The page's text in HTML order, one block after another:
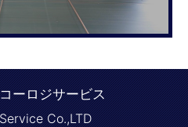
ーロジサービス
Co.,LTD